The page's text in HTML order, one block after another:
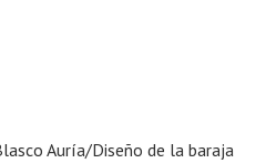
Auría/Diseño de la baraja